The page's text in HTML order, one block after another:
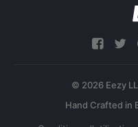
© 2026 Eezy